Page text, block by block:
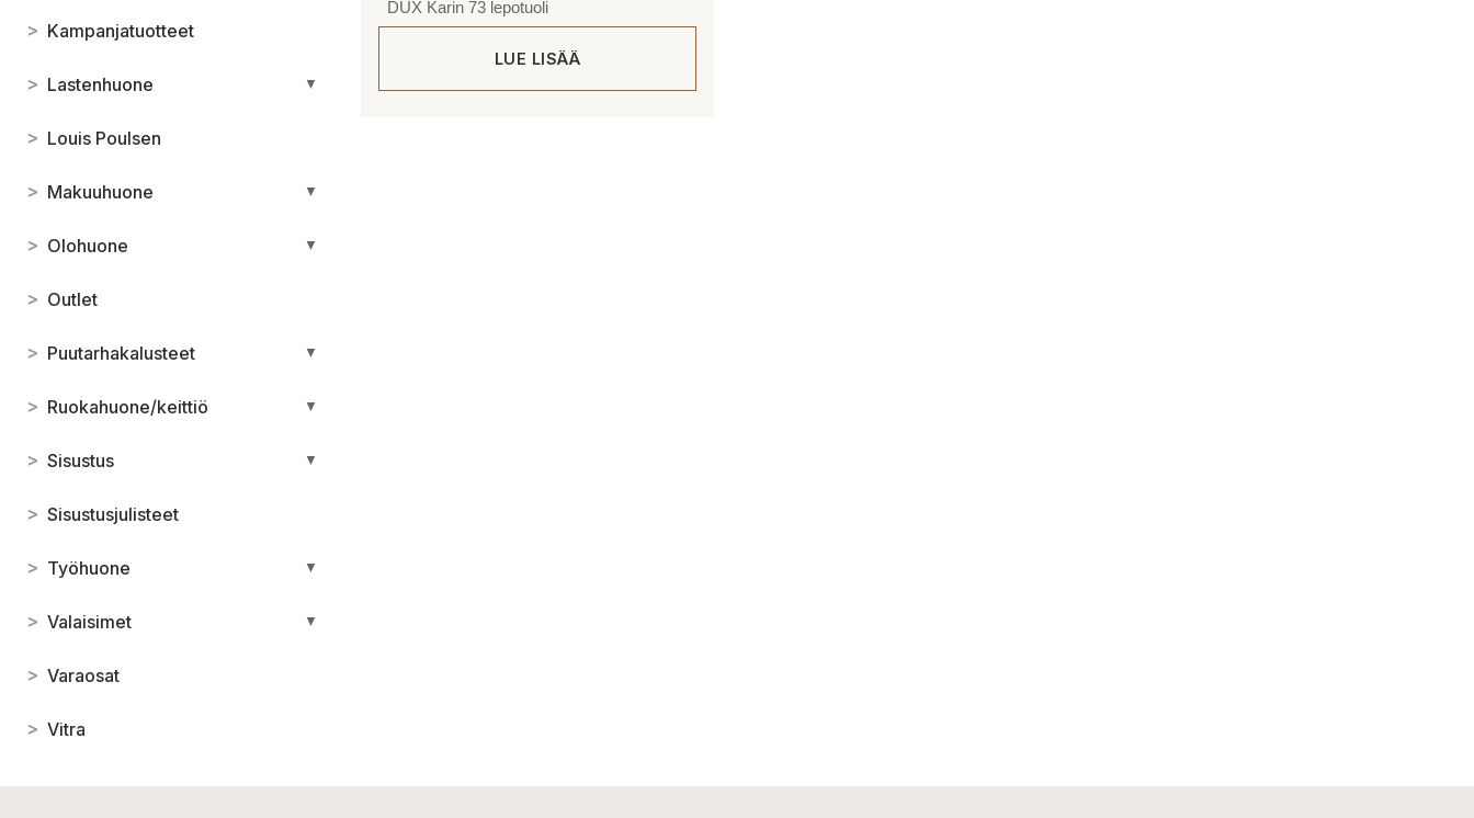
> Kampanjatuotteet
> Lastenhuone ▼
> Louis Poulsen
> Makuuhuone ▼
> Olohuone ▼
> Outlet
> Puutarhakalusteet ▼
> Ruokahuone/keittiö ▼
> Sisustus ▼
> Sisustusjulisteet
> Työhuone ▼
> Valaisimet ▼
> Varaosat
> Vitra
DUX Karin 73 lepotuoli
LUE LISÄÄ